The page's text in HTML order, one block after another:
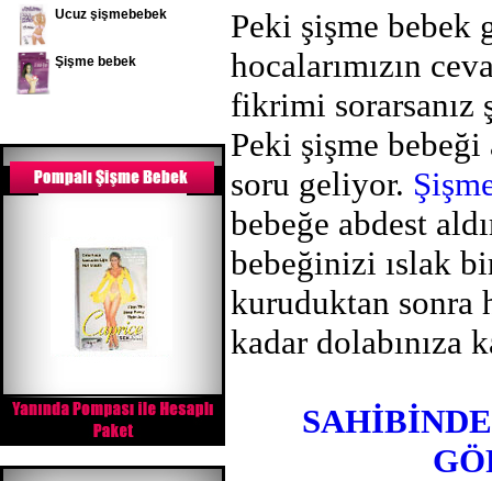
Ucuz şişmebebek
Şişme bebek
Peki şişme bebek
hocalarımızın
fikrimi sorarsanız
Peki şişme bebeği
soru geliyor.
bebeğe abdest
bebeğinizi ıslak
kuruduktan sonra
kadar dolabınıza